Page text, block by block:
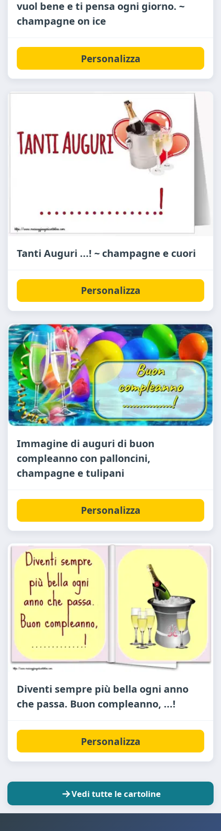
vuol bene e ti pensa ogni giorno. ~
champagne on ice
Personalizza
Tanti Auguri ...! ~ champagne e cuori
Personalizza
Immagine di auguri di buon
compleanno con palloncini,
champagne e tulipani
Personalizza
Diventi sempre più bella ogni anno
che passa. Buon compleanno, ...!
Personalizza
Vedi tutte le cartoline